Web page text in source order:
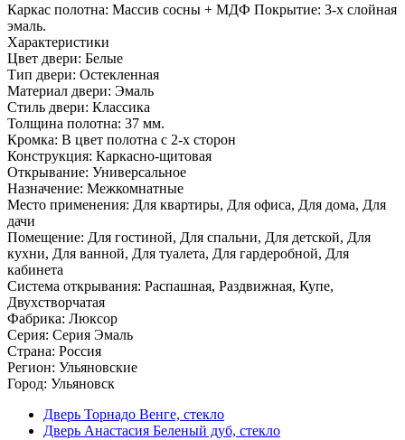
Каркас полотна: Массив сосны + МДФ Покрытие: 3-х слойная
эмаль.
Характеристики
Цвет двери: Белые
Тип двери: Остекленная
Материал двери: Эмаль
Стиль двери: Классика
Толщина полотна: 37 мм.
Кромка: В цвет полотна с 2-х сторон
Конструкция: Каркасно-щитовая
Открывание: Универсальное
Назначение: Межкомнатные
Место применения: Для квартиры, Для офиса, Для дома, Для
дачи
Помещение: Для гостиной, Для спальни, Для детской, Для
кухни, Для ванной, Для туалета, Для гардеробной, Для
кабинета
Система открывания: Распашная, Раздвижная, Купе,
Двухстворчатая
Фабрика: Люксор
Серия: Серия Эмаль
Страна: Россия
Регион: Ульяновские
Город: Ульяновск
Дверь Торнадо Венге, стекло
Дверь Анастасия Беленый дуб, стекло